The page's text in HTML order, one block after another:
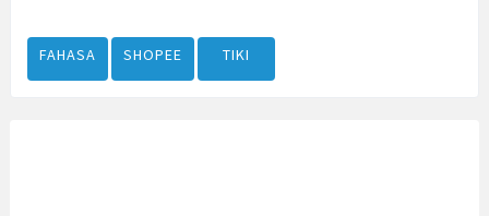
FAHASA SHOPEE TIKI